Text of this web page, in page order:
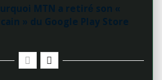
MTN a retiré son «
» du Google Play Store